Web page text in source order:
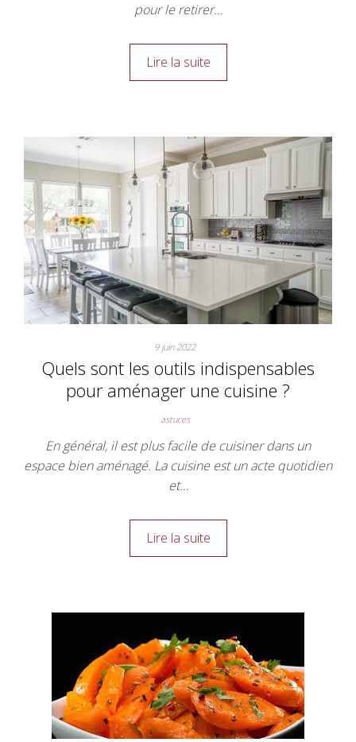
pour le retirer…
Lire la suite
9 juin 2022
Quels sont les outils indispensables
pour aménager une cuisine ?
astuces
En général, il est plus facile de cuisiner dans un
espace bien aménagé. La cuisine est un acte quotidien
et…
Lire la suite